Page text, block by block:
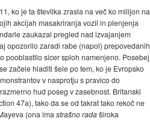
ko je ta številka zrasla na več ko milijon na
akcijah masakriranja vozil in plenjenja
zaukazal pregled nad izvajanjem
opozorilo zaradi rabe (napol) prepovedanih
pooblastilo sicer sploh namenjeno. Posebej
začele hladiti šele po tem, ko je Evropsko
v nasprotju s pravico do
hud poseg v zasebnost. Britanski
47a), tako da se od takrat tako rekoč ne
(ona ima strašno radaširoka